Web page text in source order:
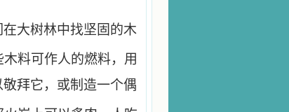
大树林中找坚固的木
木料可作人的燃料，用
拜它，或制造一个偶